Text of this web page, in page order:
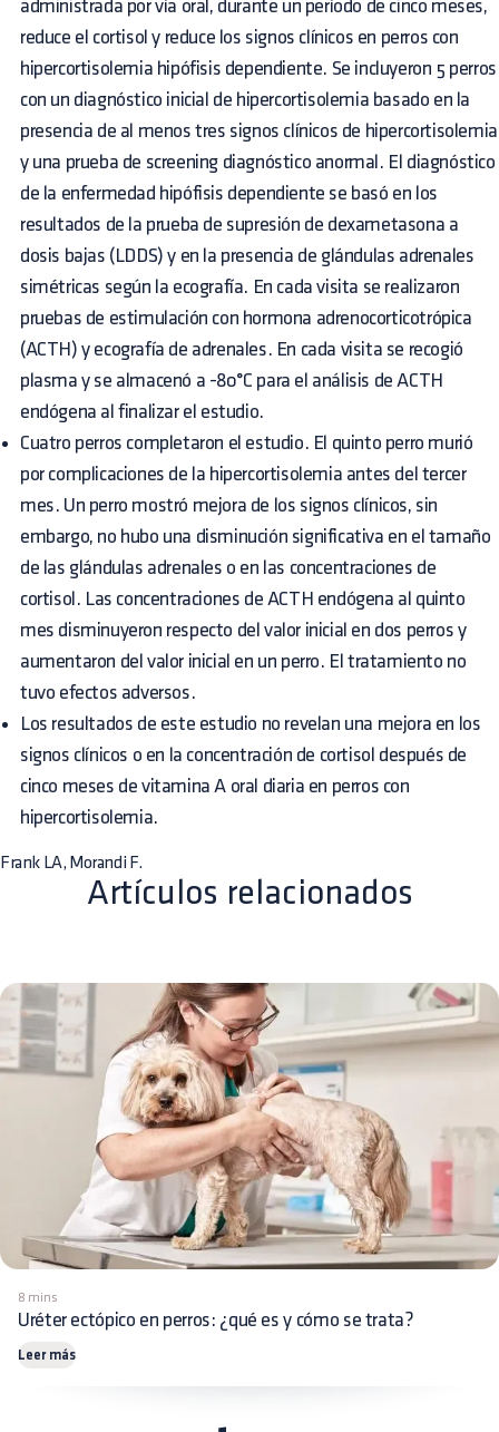
administrada por vía oral, durante un período de cinco meses,
reduce el cortisol y reduce los signos clínicos en perros con
hipercortisolemia hipófisis dependiente. Se incluyeron 5 perros
con un diagnóstico inicial de hipercortisolemia basado en la
presencia de al menos tres signos clínicos de hipercortisolemia
y una prueba de screening diagnóstico anormal. El diagnóstico
de la enfermedad hipófisis dependiente se basó en los
resultados de la prueba de supresión de dexametasona a
dosis bajas (LDDS) y en la presencia de glándulas adrenales
simétricas según la ecografía. En cada visita se realizaron
pruebas de estimulación con hormona adrenocorticotrópica
(ACTH) y ecografía de adrenales. En cada visita se recogió
plasma y se almacenó a -80°C para el análisis de ACTH
endógena al finalizar el estudio.
Cuatro perros completaron el estudio. El quinto perro murió
por complicaciones de la hipercortisolemia antes del tercer
mes. Un perro mostró mejora de los signos clínicos, sin
embargo, no hubo una disminución significativa en el tamaño
de las glándulas adrenales o en las concentraciones de
cortisol. Las concentraciones de ACTH endógena al quinto
mes disminuyeron respecto del valor inicial en dos perros y
aumentaron del valor inicial en un perro. El tratamiento no
tuvo efectos adversos.
Los resultados de este estudio no revelan una mejora en los
signos clínicos o en la concentración de cortisol después de
cinco meses de vitamina A oral diaria en perros con
hipercortisolemia.
Frank LA, Morandi F.
Artículos relacionados
8 mins
Uréter ectópico en perros: ¿qué es y cómo se trata?
Leer más